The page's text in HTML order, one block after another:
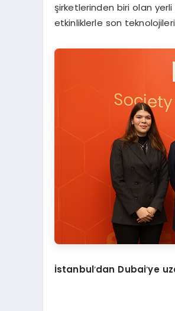
şirketlerinden biri olan yerli
etkinliklerle son
İstanbul’dan Dubai’ye